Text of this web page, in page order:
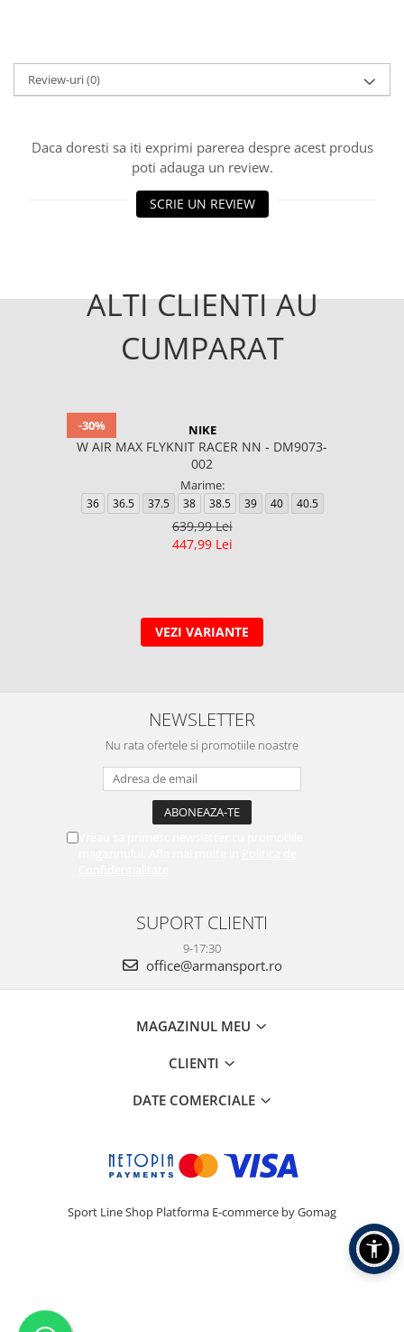
Review-uri(0)
Daca doresti sa iti exprimi parerea despre acest produs
poti adauga un review.
SCRIE UN REVIEW
ALTI CLIENTI AU
CUMPARAT
-30% NIKE
W AIR MAX FLYKNIT RACER NN - DM9073-
002
Marime:
36 36.5 37.5 38 38.5 39 40 40.5
639,99 Lei
447,99 Lei
VEZI VARIANTE
NEWSLETTER
Nu rata ofertele si promotiile noastre
SUPORT CLIENTI
9-17:30
office@armansport.ro
MAGAZINUL MEU
CLIENTI
DATE COMERCIALE
Sport Line Shop Platforma E-commerce by Gomag